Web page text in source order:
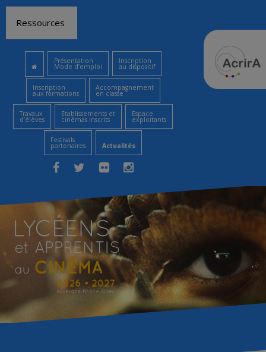
contenu
Ressources
Présentation
Mode d’emploi
Inscription
au dispositif
Inscription
aux formations
Accompagnement
en classe
Travaux
d’élèves
Etablissements et
cinémas inscrits
Espace
exploitants
Festivals
partenaires Actualités